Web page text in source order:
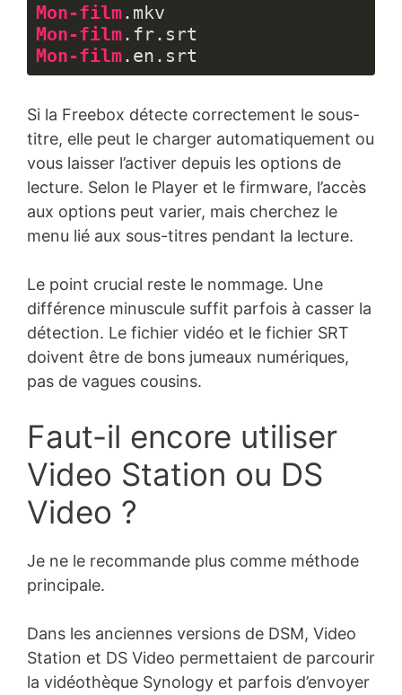
Mon-film.mkv
Mon-film.fr.srt
Mon-film.en .srt
code :
CSS
(css)
Si la Freebox détecte correctement le sous-
titre, elle peut le charger automatiquement ou
vous laisser l’activer depuis les options de
lecture. Selon le Player et le firmware, l’accès
aux options peut varier, mais cherchez le
menu lié aux sous-titres pendant la lecture.
Le point crucial reste le nommage. Une
différence minuscule suffit parfois à casser la
détection. Le fichier vidéo et le fichier SRT
doivent être de bons jumeaux numériques,
pas de vagues cousins.
Faut-il encore utiliser
Video Station ou DS
Video ?
Je ne le recommande plus comme méthode
principale.
Dans les anciennes versions de DSM, Video
Station et DS Video permettaient de parcourir
la vidéothèque Synology et parfois d’envoyer